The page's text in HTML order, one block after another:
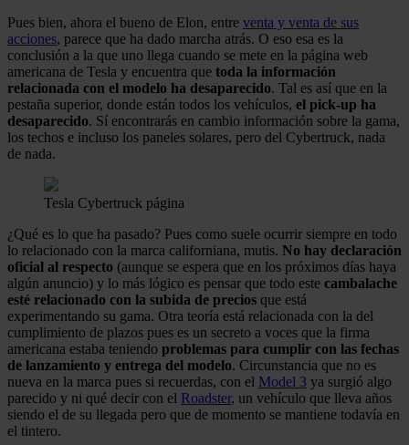
Pues bien, ahora el bueno de Elon, entre venta y venta de sus
acciones, parece que ha dado marcha atrás. O eso esa es la
conclusión a la que uno llega cuando se mete en la página web
americana de Tesla y encuentra que toda la información
relacionada con el modelo ha desaparecido. Tal es así que en la
pestaña superior, donde están todos los vehículos, el pick-up ha
desaparecido. Sí encontrarás en cambio información sobre la gama,
los techos e incluso los paneles solares, pero del Cybertruck, nada
de nada.
Tesla Cybertruck página
¿Qué es lo que ha pasado? Pues como suele ocurrir siempre en todo
lo relacionado con la marca californiana, mutis. No hay declaración
oficial al respecto (aunque se espera que en los próximos días haya
algún anuncio) y lo más lógico es pensar que todo este cambalache
esté relacionado con la subida de precios que está
experimentando su gama. Otra teoría está relacionada con la del
cumplimiento de plazos pues es un secreto a voces que la firma
americana estaba teniendo problemas para cumplir con las fechas
de lanzamiento y entrega del modelo. Circunstancia que no es
nueva en la marca pues si recuerdas, con el Model 3 ya surgió algo
parecido y ni qué decir con el Roadster, un vehículo que lleva años
siendo el de su llegada pero que de momento se mantiene todavía en
el tintero.